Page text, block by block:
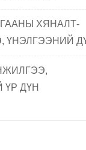
ХЯНАЛТ-
ҮНЭЛГЭЭНИЙ
ҮР ДҮН